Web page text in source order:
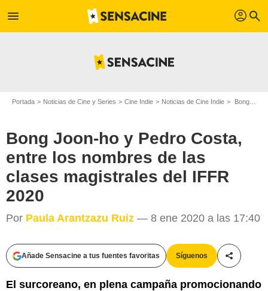
menu profil search
Portada Noticias de Cine y Series Cine Indie Noticias de Cine Indie Bong Joon-ho y Pedro Costa, entre los nombres de las clases magistrales del IFFR 2020
Bong Joon-ho y Pedro Costa,
entre los nombres de las
clases magistrales del IFFR
2020
Por Paula Arantzazu Ruiz — 8 ene 2020 a las 17:40
Añade Sensacine a tus fuentes favoritas Síguenos
El surcoreano, en plena campaña promocionando